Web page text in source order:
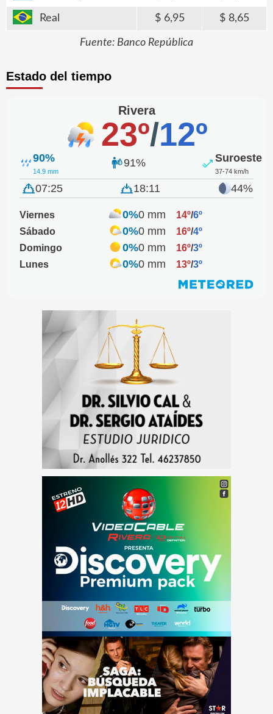
Real 6,95 8,65
Fuente: Banco República
Estado del tiempo
Rivera
23º/12º
90%
14.9 mm
91% Suroeste
37-74 km/h
07:25 18:11 44%
Viernes 0%0 mm 14º/6º
Sábado
0%0 mm 16º/4º
Domingo
0%0 mm 16º/3º
Lunes
0%0 mm 13º/3º